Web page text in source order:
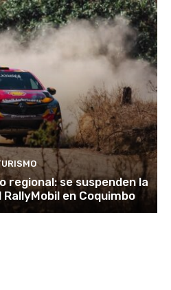
regional: se suspenden la
en Coquimbo